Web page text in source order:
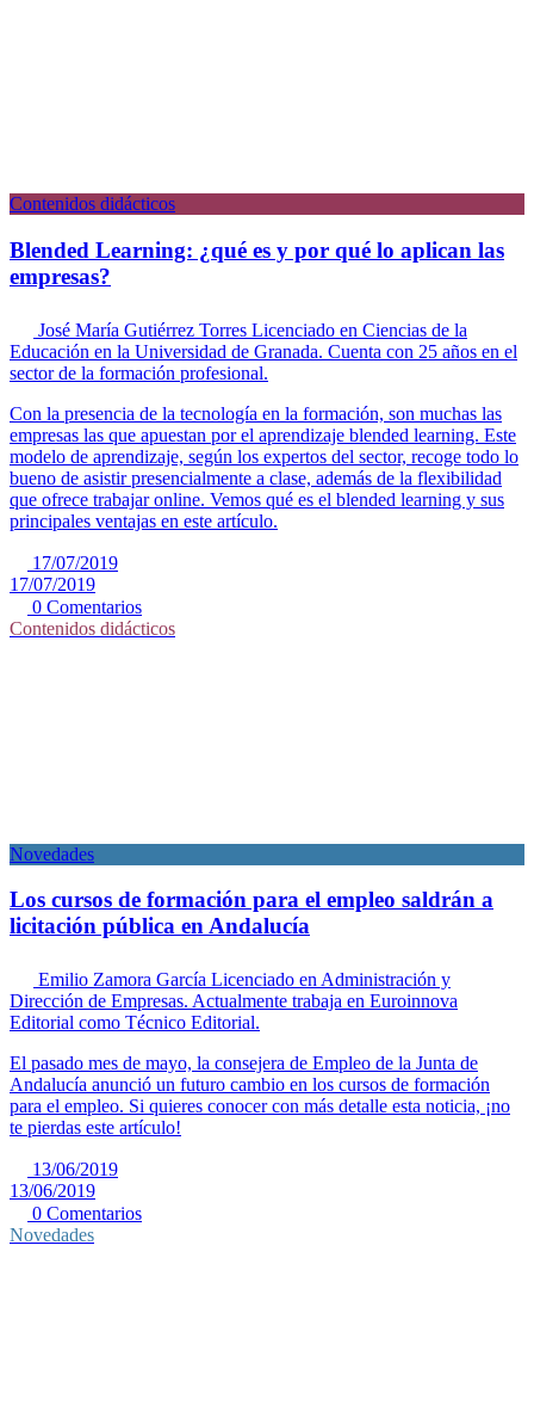
Contenidos didácticos
Blended Learning: ¿qué es y por qué lo aplican las
empresas?
José María Gutiérrez Torres Licenciado en Ciencias de la
Educación en la Universidad de Granada. Cuenta con 25 años en el
sector de la formación profesional.
Con la presencia de la tecnología en la formación, son muchas las
empresas las que apuestan por el aprendizaje blended learning. Este
modelo de aprendizaje, según los expertos del sector, recoge todo lo
bueno de asistir presencialmente a clase, además de la flexibilidad
que ofrece trabajar online. Vemos qué es el blended learning y sus
principales ventajas en este artículo.
17/07/2019
17/07/2019
0 Comentarios
Contenidos didácticos
Novedades
Los cursos de formación para el empleo saldrán a
licitación pública en Andalucía
Emilio Zamora García Licenciado en Administración y
Dirección de Empresas. Actualmente trabaja en Euroinnova
Editorial como Técnico Editorial.
El pasado mes de mayo, la consejera de Empleo de la Junta de
Andalucía anunció un futuro cambio en los cursos de formación
para el empleo. Si quieres conocer con más detalle esta noticia, ¡no
te pierdas este artículo!
13/06/2019
13/06/2019
0 Comentarios
Novedades